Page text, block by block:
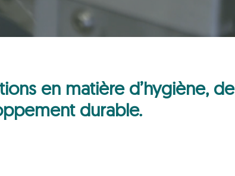
en matière d’hygiène, de
durable.